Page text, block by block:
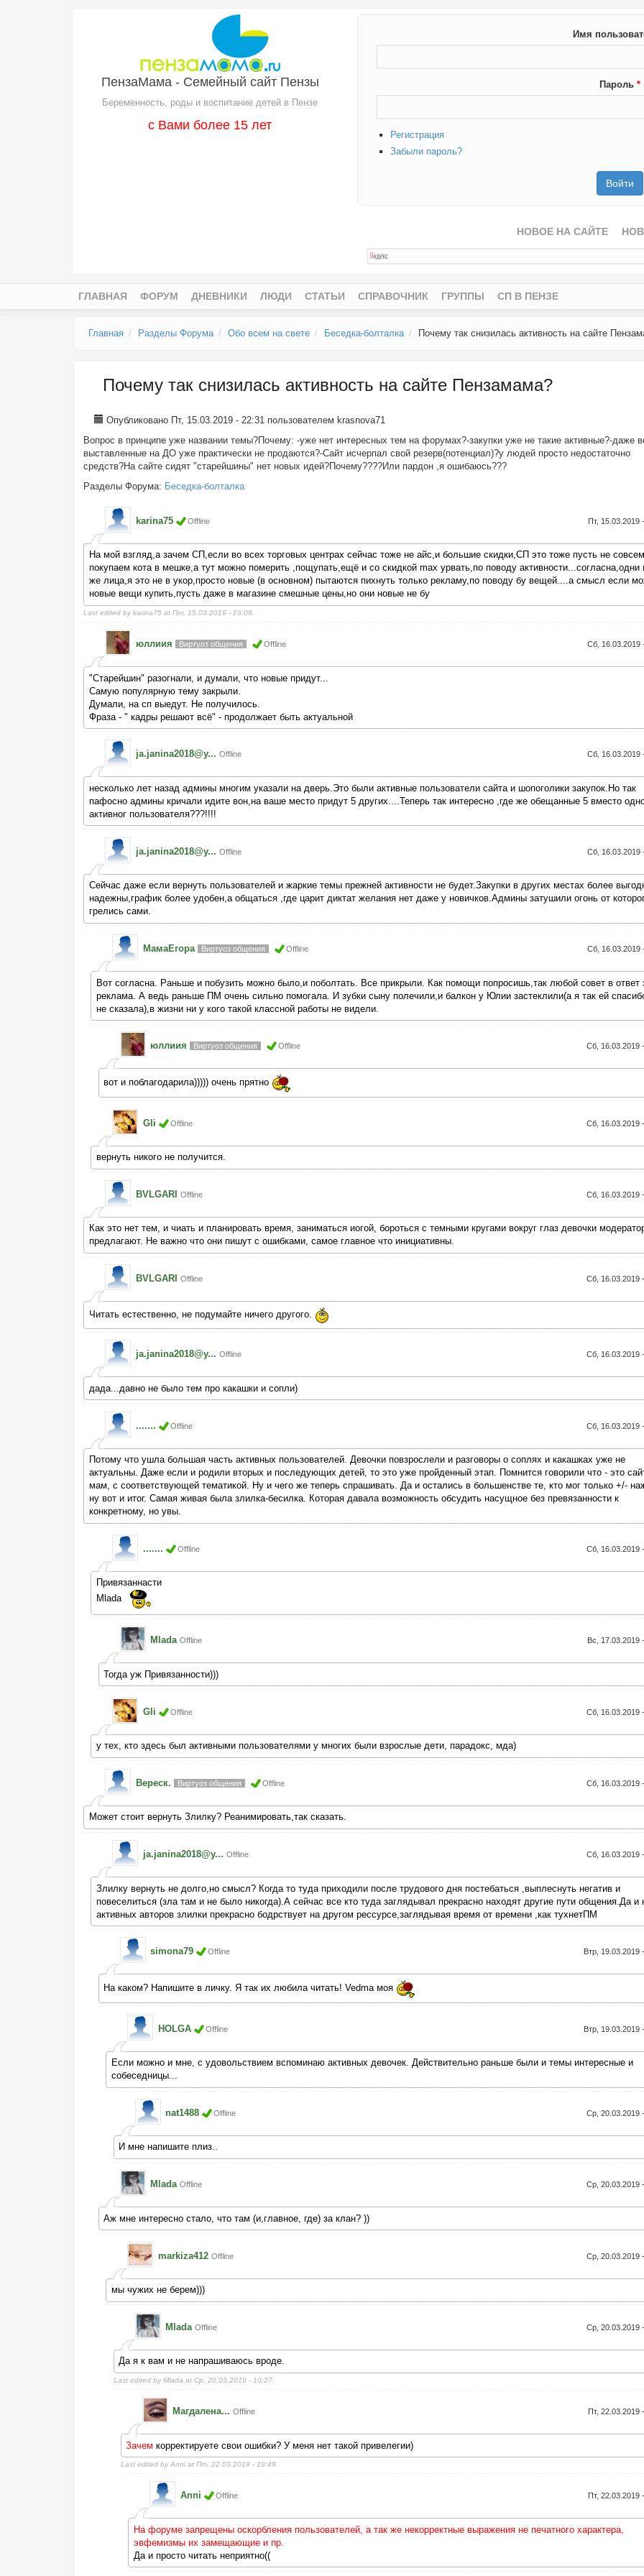
ПензаМама - Семейный сайт Пензы
Беременность, роды и воспитание детей в Пензе
с Вами более 15 лет
Имя
Пароль *
Регистрация
Забыли пароль?
НОВОЕ НА САЙТЕ
ГЛАВНАЯ ФОРУМ ДНЕВНИКИ ЛЮДИ СТАТЬИ СПРАВОЧНИК ГРУППЫ СП В ПЕНЗЕ
Главная Разделы Форума Обо всем на свете Беседка-болталка Почему так снизилась активность на сайте
Почему так снизилась активность на сайте Пензамама?
Опубликовано Пт, 15.03.2019 - 22:31 пользователем krasnova71
Вопрос в принципе уже названии темы?Почему: -уже нет интересных тем на форумах?-закупки уже не такие активные?-даже
выставленные на ДО уже практически не продаются?-Сайт исчерпал свой резерв(потенциал)?у людей просто недостаточно
средств?На сайте сидят "старейшины" нет новых идей?Почему????Или пардон ,я ошибаюсь???
Разделы Форума: Беседка-болталка
karina75 Offline Пт, 15.03.2019
На мой взгляд,а зачем СП,если во всех торговых центрах сейчас тоже не айс,и большие скидки,СП это тоже пусть не
покупаем кота в мешке,а тут можно померить ,пощупать,ещё и со скидкой max урвать,по поводу активности...согласна,одни
же лица,я это не в укор,просто новые (в основном) пытаются пихнуть только рекламу,по поводу бу вещей....а смысл если
новые вещи купить,пусть даже в магазине смешные цены,но они новые не бу
Last edited by karina75 at Пт, 15.03.2019 - 23:06.
юллиия Виртуоз общения Offline Сб, 16.03.2019
"Старейшин" разогнали, и думали, что новые придут...
Самую популярную тему закрыли.
Думали, на сп выедут. Не получилось.
Фраза - " кадры решают всё" - продолжает быть актуальной
ja.janina2018@y... Offline Сб, 16.03.2019
несколько лет назад админы многим указали на дверь.Это были активные пользователи сайта и шопоголики закупок.Но так
пафосно админы кричали идите вон,на ваше место придут 5 других....Теперь так интересно ,где же обещанные 5 вместо
активног пользователя???!!!!
ja.janina2018@y... Offline Сб, 16.03.2019
Сейчас даже если вернуть пользователей и жаркие темы прежней активности не будет.Закупки в других местах более
надежны,график более удобен,а общаться ,где царит диктат желания нет даже у новичков.Админы затушили огонь от
грелись сами.
МамаЕгора Виртуоз общения Offline Сб, 16.03.2019
Вот согласна. Раньше и побузить можно было,и поболтать. Все прикрыли. Как помощи попросишь,так любой совет в ответ
реклама. А ведь раньше ПМ очень сильно помогала. И зубки сыну полечили,и балкон у Юлии застеклили(а я так ей
не сказала),в жизни ни у кого такой классной работы не видели.
юллиия Виртуоз общения Offline Сб, 16.03.2019
вот и поблагодарила))))) очень прятно
Gli Offline Сб, 16.03.2019
вернуть никого не получится.
BVLGARI Offline Сб, 16.03.2019
Как это нет тем, и чиать и планировать время, заниматься иогой, бороться с темными кругами вокруг глаз девочки
предлагают. Не важно что они пишут с ошибками, самое главное что инициативны.
BVLGARI Offline Сб, 16.03.2019
Читать естественно, не подумайте ничего другого.
ja.janina2018@y... Offline Сб, 16.03.2019
дада...давно не было тем про какашки и сопли)
....... Offline Сб, 16.03.2019
Потому что ушла большая часть активных пользователей. Девочки повзрослели и разговоры о соплях и какашках уже не
актуальны. Даже если и родили вторых и последующих детей, то это уже пройденный этап. Помнится говорили что - это
мам, с соответствующей тематикой. Ну и чего же теперь спрашивать. Да и остались в большенстве те, кто мог только +/-
ну вот и итог. Самая живая была злилка-бесилка. Которая давала возможность обсудить насущное без превязанности к
конкретному, но увы.
....... Offline Сб, 16.03.2019
Привязаннасти
Mlada
Mlada Offline Вс, 17.03.2019
Тогда уж Привязанности)))
Gli Offline Сб, 16.03.2019
у тех, кто здесь был активными пользователями у многих были взрослые дети, парадокс, мда)
Вереск. Виртуоз общения Offline Сб, 16.03.2019
Может стоит вернуть Злилку? Реанимировать,так сказать.
ja.janina2018@y... Offline Сб, 16.03.2019
Злилку вернуть не долго,но смысл? Когда то туда приходили после трудового дня постебаться ,выплеснуть негатив и
повеселиться (зла там и не было никогда).А сейчас все кто туда заглядывал прекрасно находят другие пути общения.Да и
активных авторов злилки прекрасно бодрствует на другом рессурсе,заглядывая время от времени ,как тухнетПМ
simona79 Offline Втр, 19.03.2019
На каком? Напишите в личку. Я так их любила читать! Vedma моя
HOLGA Offline Втр, 19.03.2019
Если можно и мне, с удовольствием вспоминаю активных девочек. Действительно раньше были и темы интересные и
собеседницы...
nat1488 Offline Ср, 20.03.2019
И мне напишите плиз..
Mlada Offline Ср, 20.03.2019
Аж мне интересно стало, что там (и,главное, где) за клан? ))
markiza412 Offline Ср, 20.03.2019
мы чужих не берем)))
Mlada Offline Ср, 20.03.2019
Да я к вам и не напрашиваюсь вроде.
Last edited by Mlada at Ср, 20.03.2019 - 10:27.
Магдалена... Offline Пт, 22.03.2019
Зачем корректируете свои ошибки? У меня нет такой привелегии)
Last edited by Anni at Пт, 22.03.2019 - 19:49.
Anni Offline Пт, 22.03.2019
На форуме запрещены оскорбления пользователей, а так же некорректные выражения не печатного характера,
эвфемизмы их замещающие и пр.
Да и просто читать неприятно((